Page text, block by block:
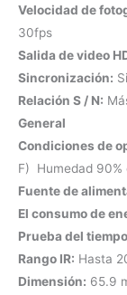
Velocidad de
30fps
Salida de video
Sincronización:
Relación S / N:
General
Condiciones de
F) Humedad 90%
Fuente de
El consumo de
Prueba del
Rango IR: Hasta
Dimensión: 65.9